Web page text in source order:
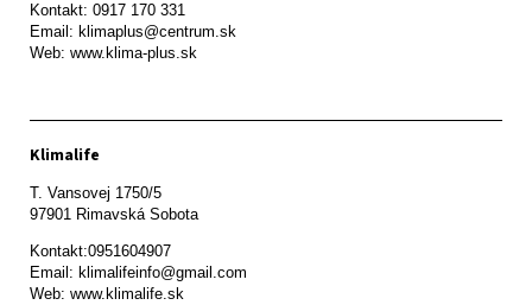
Kontakt: 0917 170 331
Email: klimaplus@centrum.sk
Klimalife
T. Vansovej 1750/5
97901 Rimavská Sobota
Kontakt:0951604907
Email: klimalifeinfo@gmail.com
Web: www.klimalife.sk